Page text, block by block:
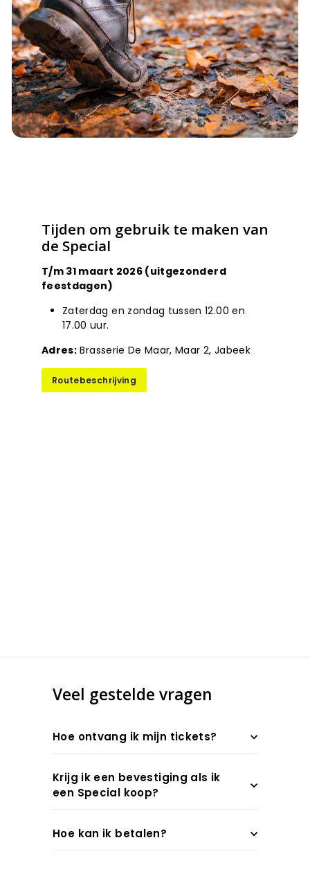
Tijden om gebruik te maken van
de Special
T/m 31 maart 2026 (uitgezonderd
feestdagen)
Zaterdag en zondag tussen 12.00 en
17.00 uur.
Adres: Brasserie De Maar, Maar 2, Jabeek
Routebeschrijving
Veel gestelde vragen
Hoe ontvang ik mijn tickets?
Krijg ik een bevestiging als ik
een Special koop?
Hoe kan ik betalen?